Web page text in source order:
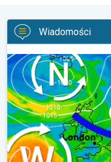
Wiadomości
Tropikalna noc i